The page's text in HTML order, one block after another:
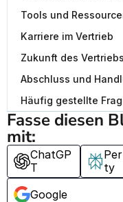
Tools und
Karriere im Vertrieb
Zukunft des Vertriebs
Abschluss und
Häufig gestellte
Fasse diesen
mit:
ChatGP
T
ty
Google